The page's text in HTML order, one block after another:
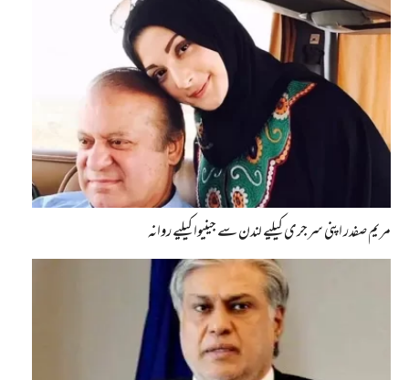
مریم صفدر اپنی سرجری کیلیے لندن سے جینیوا کیلیے روانہ